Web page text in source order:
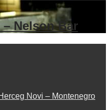
Nelson Bar
Novi – Montenegro